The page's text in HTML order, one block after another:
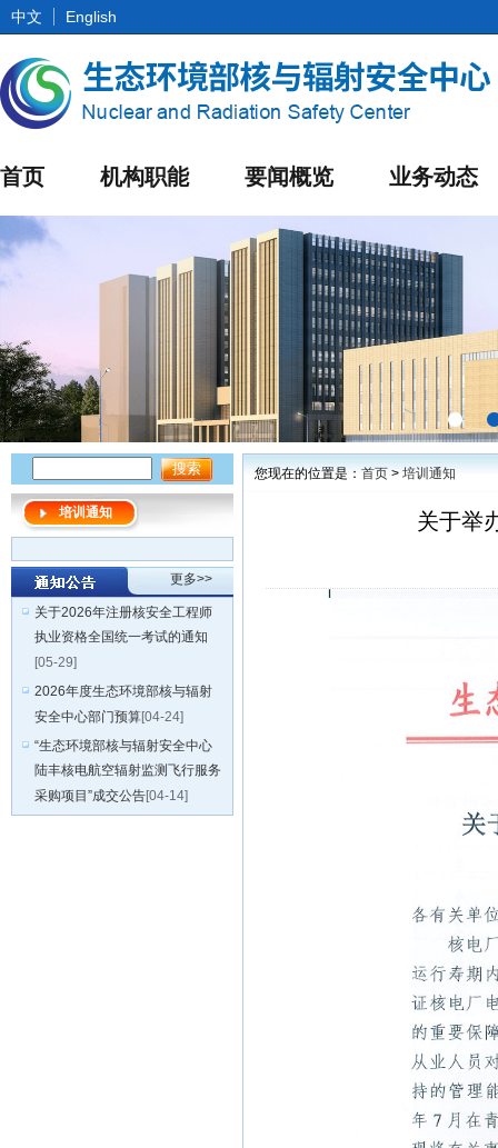
中文 English
首页 机构职能 要闻概览 业务动态
您现在的位置是： 首页 > 培训通知
关于举
培训通知
更多>>
关于2026年注册核安全工程师
执业资格全国统一考试的通知
[05-29]
2026年度生态环境部核与辐射
安全中心部门预算[04-24]
“生态环境部核与辐射安全中心
陆丰核电航空辐射监测飞行服务
采购项目”成交公告[04-14]